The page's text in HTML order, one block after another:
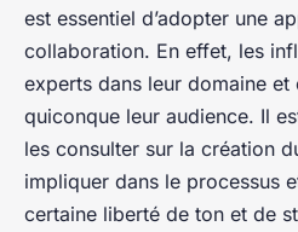
est essentiel d’adopter une
collaboration. En effet, les
experts dans leur domaine et
quiconque leur audience. Il
les consulter sur la création
impliquer dans le processus
certaine liberté de ton et de